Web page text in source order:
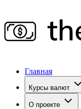
Главная
Курсы валют
О проекте